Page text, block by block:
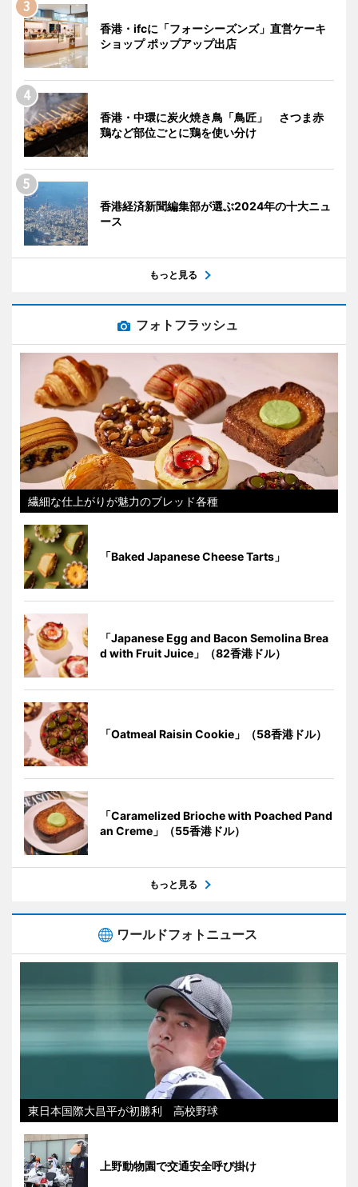
香港・ifcに「フォーシーズンズ」直営ケーキ
ショップ ポップアップ出店
香港・中環に炭火焼き鳥「鳥匠」 さつま赤
鶏など部位ごとに鶏を使い分け
香港経済新聞編集部が選ぶ2024年の十大ニュ
ース
もっと見る
フォトフラッシュ
繊細な仕上がりが魅力のブレッド各種
「Baked Japanese Cheese Tarts」
「Japanese Egg and Bacon Semolina Brea
d with Fruit Juice」（82香港ドル）
「Oatmeal Raisin Cookie」（58香港ドル）
「Caramelized Brioche with Poached Pand
an Creme」（55香港ドル）
もっと見る
ワールドフォトニュース
東日本国際大昌平が初勝利 高校野球
上野動物園で交通安全呼び掛け